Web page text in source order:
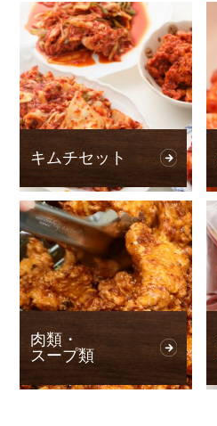
キムチセット
肉類・
スープ類